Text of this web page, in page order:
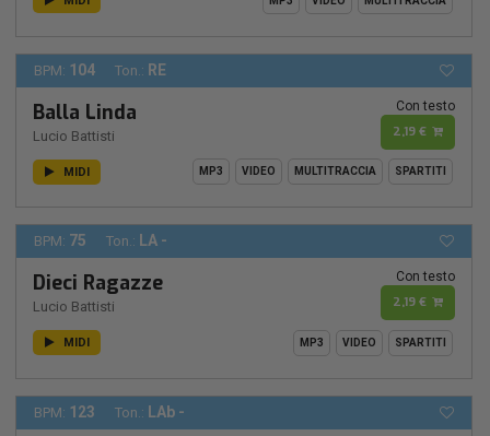
BPM: 104 Ton.: RE
Balla Linda
Lucio Battisti
Con testo
2,19 €
MIDI MP3 VIDEO MULTITRACCIA SPARTITI
BPM: 75 Ton.: LA -
Dieci Ragazze
Lucio Battisti
Con testo
2,19 €
MIDI MP3 VIDEO SPARTITI
BPM: 123 Ton.: LAb -